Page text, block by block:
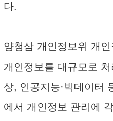
다.
양청삼 개인정보위 개
개인정보를 대규모로
상, 인공지능·빅데이터
에서 개인정보 관리에